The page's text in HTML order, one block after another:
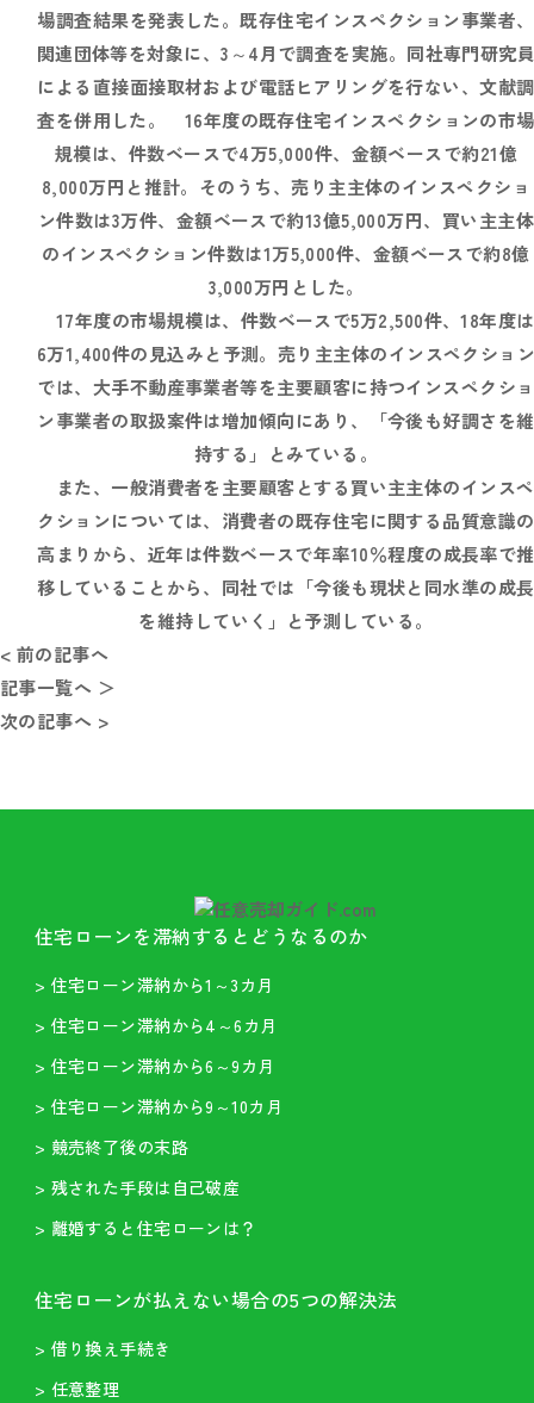
場調査結果を発表した。既存住宅インスペクション事業者、
関連団体等を対象に、3～4月で調査を実施。同社専門研究
による直接面接取材および電話ヒアリングを行ない、文献調
査を併用した。 16年度の既存住宅インスペクションの市場
規模は、件数ベースで4万5,000件、金額ベースで約21億
8,000万円と推計。そのうち、売り主主体のインスペクショ
ン件数は3万件、金額ベースで約13億5,000万円、買い主主体
のインスペクション件数は1万5,000件、金額ベースで約8億
3,000万円とした。
17年度の市場規模は、件数ベースで5万2,500件、18年度は
6万1,400件の見込みと予測。売り主主体のインスペクショ
では、大手不動産事業者等を主要顧客に持つインスペクショ
ン事業者の取扱案件は増加傾向にあり、「今後も好調さを維
持する」とみている。
また、一般消費者を主要顧客とする買い主主体のインスペ
クションについては、消費者の既存住宅に関する品質意識の
高まりから、近年は件数ベースで年率10％程度の成長率で推
移していることから、同社では「今後も現状と同水準の成長
を維持していく」と予測している。
< 前の記事へ
記事一覧へ ＞
次の記事へ >
住宅ローンを滞納するとどうなるのか
> 住宅ローン滞納から1～3カ月
> 住宅ローン滞納から4～6カ月
> 住宅ローン滞納から6～9カ月
> 住宅ローン滞納から9～10カ月
> 競売終了後の末路
> 残された手段は自己破産
> 離婚すると住宅ローンは？
住宅ローンが払えない場合の5つの解決法
> 借り換え手続き
> 任意整理